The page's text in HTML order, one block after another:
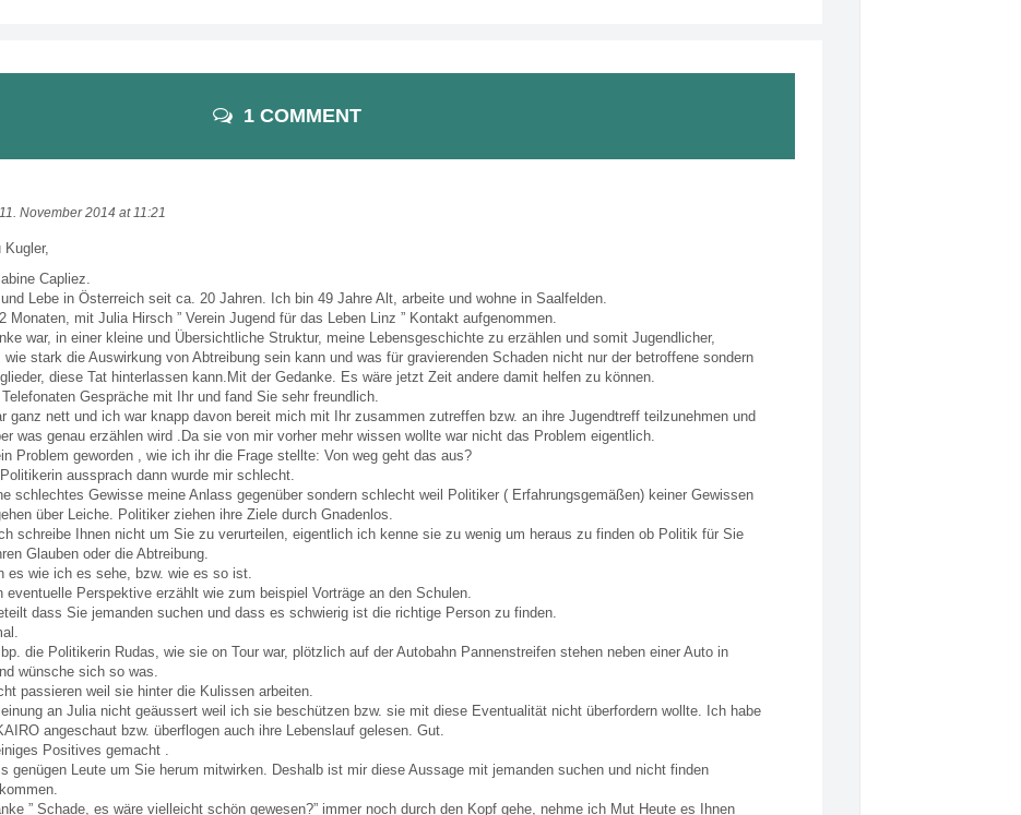
1 COMMENT
11. November 2014 at 11:21
Capliez.
Lebe in Österreich seit ca. 20 Jahren. Ich bin 49 Jahre Alt, arbeite und wohne in Saalfelden.
Monaten, mit Julia Hirsch ” Verein Jugend für das Leben Linz ” Kontakt aufgenommen.
war, in einer kleine und Übersichtliche Struktur, meine Lebensgeschichte zu erzählen und somit Jugendlicher,
stark die Auswirkung von Abtreibung sein kann und was für gravierenden Schaden nicht nur der betroffene sondern
diese Tat hinterlassen kann.Mit der Gedanke. Es wäre jetzt Zeit andere damit helfen zu können.
Gespräche mit Ihr und fand Sie sehr freundlich.
ganz nett und ich war knapp davon bereit mich mit Ihr zusammen zutreffen bzw. an ihre Jugendtreff teilzunehmen und
was genau erzählen wird .Da sie von mir vorher mehr wissen wollte war nicht das Problem eigentlich.
Problem geworden , wie ich ihr die Frage stellte: Von weg geht das aus?
aussprach dann wurde mir schlecht.
schlechtes Gewisse meine Anlass gegenüber sondern schlecht weil Politiker ( Erfahrungsgemäßen) keiner Gewissen
über Leiche. Politiker ziehen ihre Ziele durch Gnadenlos.
schreibe Ihnen nicht um Sie zu verurteilen, eigentlich ich kenne sie zu wenig um heraus zu finden ob Politik für Sie
Glauben oder die Abtreibung.
es wie ich es sehe, bzw. wie es so ist.
eventuelle Perspektive erzählt wie zum beispiel Vorträge an den Schulen.
dass Sie jemanden suchen und dass es schwierig ist die richtige Person zu finden.
die Politikerin Rudas, wie sie on Tour war, plötzlich auf der Autobahn Pannenstreifen stehen neben einer Auto in
wünsche sich so was.
passieren weil sie hinter die Kulissen arbeiten.
an Julia nicht geäussert weil ich sie beschützen bzw. sie mit diese Eventualität nicht überfordern wollte. Ich habe
angeschaut bzw. überflogen auch ihre Lebenslauf gelesen. Gut.
Positives gemacht .
genügen Leute um Sie herum mitwirken. Deshalb ist mir diese Aussage mit jemanden suchen und nicht finden
” Schade, es wäre vielleicht schön gewesen?” immer noch durch den Kopf gehe, nehme ich Mut Heute es Ihnen